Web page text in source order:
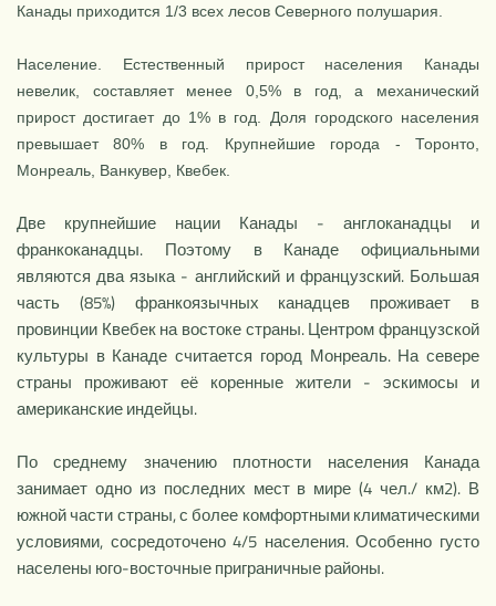
Канады приходится 1/3 всех лесов Северного полушария.
Население. Естественный прирост населения Канады
невелик, со­ставляет менее 0,5% в год, а механический
прирост достигает до 1% в год. Доля городского населения
превышает 80% в год. Крупнейшие города - Торонто,
Монреаль, Ванкувер, Квебек.
Две крупнейшие нации Канады - англоканадцы и
франкоканадцы. Поэтому в Канаде официальными
являются два языка - английский и французский. Большая
часть (85%) франкоязычных канадцев проживает в
провинции Квебек на востоке страны. Центром французской
культуры в Канаде считается город Монреаль. На севере
страны проживают её коренные жители - эскимосы и
американские индейцы.
По среднему значению плотности населения Канада
занимает одно из последних мест в мире (4 чел./ км2). В
южной части страны, с более комфортными климатическими
условиями, сосредоточено 4/5 населе­ния. Особенно густо
населены юго-восточные приграничные районы.